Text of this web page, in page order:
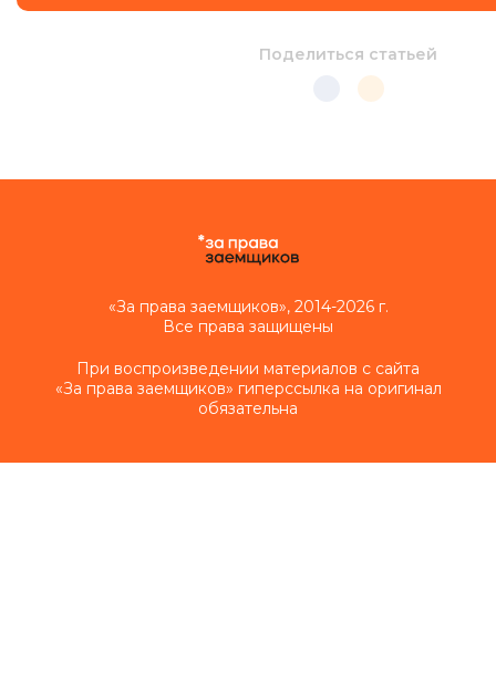
Поделиться статьей
«За права заемщиков», 2014-2026 г.
Все права защищены
При воспроизведении материалов с сайта
«За права заемщиков» гиперссылка на оригинал
обязательна